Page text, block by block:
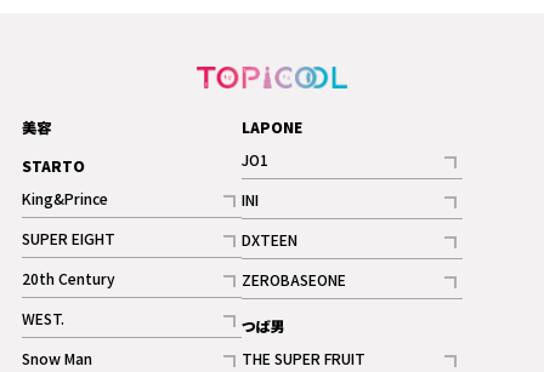
美容
STARTO
King&Prince
記事
SUPER EIGHT
記事
20th Century
記事
WEST.
記事
Snow Man
LAPONE
JO1
記事
INI
記事
ギャラリー
DXTEEN
記事
ギャラリー
ZEROBASEONE
記事
つば男
THE SUPER FRUIT